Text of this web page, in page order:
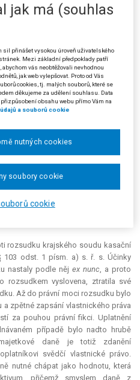
potvrdil.
žalobce žalobu ke Krajskému
že určení neplatnosti veřejné
neplatná dražba nebyla způsobilá
Žalobce proto vlastnické právo ke
dobu mu sice bylo bráněno v
to však nebránilo tomu,
§ 8 zákona č. 338/1992 Sb., o
za poplatníka toliko „vlastníka
a dále nespecifikuje, že by
do žalobcových práv, na svých
fakticky vlastnické právo ke
zaplatit daň z nemovitých věcí.
prostředek nápravy zmíněné
rozsudku krajského soudu kasační
103 odst. 1 písm. a) s. ř. s. Účinky
nastaly podle něj ex nunc, a proto
rozsudkem vyslovena, ztratila své
Až do právní moci rozsudku bylo
a zpětné zapsání vlastnického práva
za pouhou právní fikci. Uplatnění
případě bylo nadto hrubě
daně je totiž zdanění
svědčí vlastnické právo.
nutné chápat jako hodnotu, která
přičemž smyslem daně z
jak má (souhlas
sil přinášet vysokou úroveň uživatelského
Mezi základní předpoklady patří
vás neobtěžovali nevhodnou
jak web vylepšovat. Proto od Vás
cookies, tj. malých souborů, které se
děkujeme za udělení souhlasu. Data
obsahu webu přímo Vám na
a souborů cookie
cookie
nutných cookies
soubory cookie